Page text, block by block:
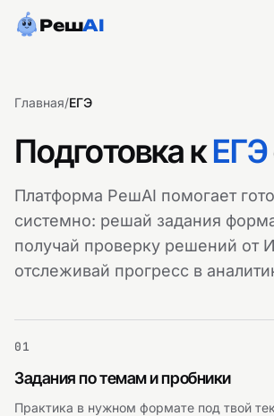
РешAI
Главная/ЕГЭ
Подготовка кЕГЭ
Платформа РешAI помогает
системно: решай задания
получай проверку решений от
отслеживай прогресс в
01
Задания по темам и пробники
Практика в нужном формате под твой